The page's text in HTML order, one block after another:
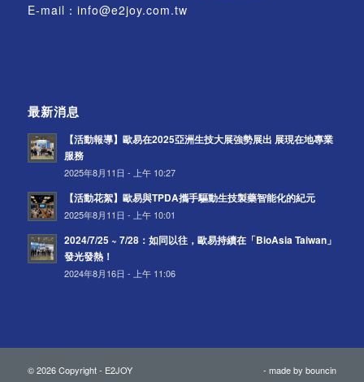
E-mail： info@e2joy.com.tw
最新消息
【活動報導】歐易在2025亞洲生技大展強勢展出 展現在地專業
服務
2025年8月11日 - 上午 10:27
【活動花絮】歐易與TPDA攜手驅動生技製藥智能化的紀元
2025年8月11日 - 上午 10:01
2024/7/25 ~ 7/28：如同以往，歐易持續在「BioAsia Taiwan」
發光發熱！
2024年8月16日 - 上午 11:06
© 2026 Copyright - E2JOY - made bybouncin